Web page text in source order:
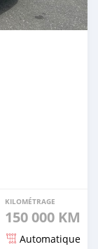
KILOMÉTRAGE
150 000 KM
Automatique